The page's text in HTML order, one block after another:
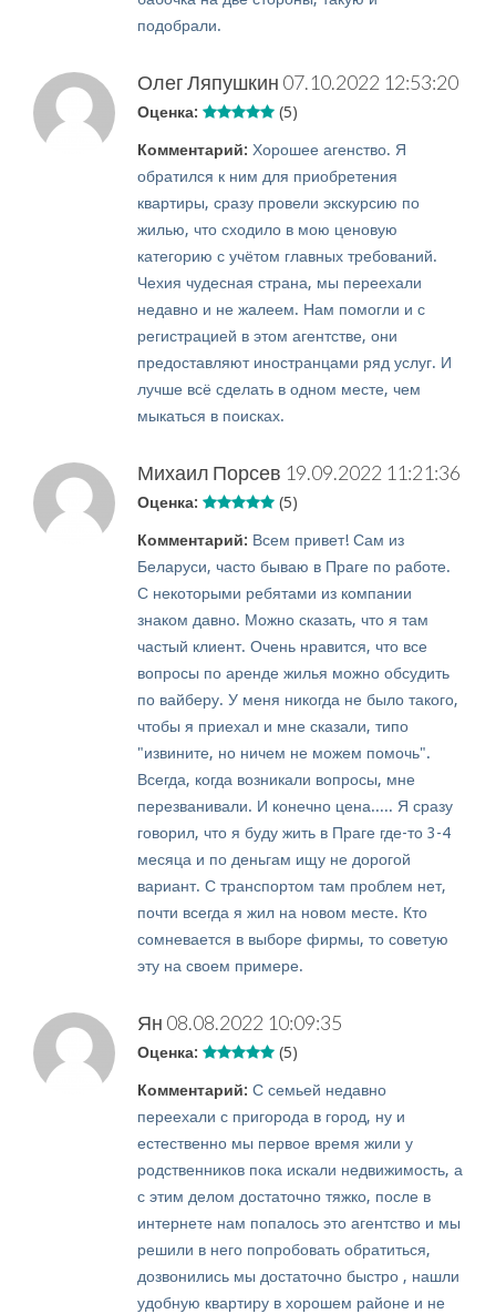
подобрали.
Олег Ляпушкин 07.10.2022 12:53:20
Оценка: (5)
Комментарий: Хорошее агенство. Я
обратился к ним для приобретения
квартиры, сразу провели экскурсию по
жилью, что сходило в мою ценовую
категорию с учётом главных требований.
Чехия чудесная страна, мы переехали
недавно и не жалеем. Нам помогли и с
регистрацией в этом агентстве, они
предоставляют иностранцами ряд услуг. И
лучше всё сделать в одном месте, чем
мыкаться в поисках.
Михаил Порсев 19.09.2022 11:21:36
Оценка: (5)
Комментарий: Всем привет! Сам из
Беларуси, часто бываю в Праге по работе.
С некоторыми ребятами из компании
знаком давно. Можно сказать, что я там
частый клиент. Очень нравится, что все
вопросы по аренде жилья можно обсудить
по вайберу. У меня никогда не было такого,
чтобы я приехал и мне сказали, типо
"извините, но ничем не можем помочь".
Всегда, когда возникали вопросы, мне
перезванивали. И конечно цена..... Я сразу
говорил, что я буду жить в Праге где-то 3-4
месяца и по деньгам ищу не дорогой
вариант. С транспортом там проблем нет,
почти всегда я жил на новом месте. Кто
сомневается в выборе фирмы, то советую
эту на своем примере.
Ян 08.08.2022 10:09:35
Оценка: (5)
Комментарий: С семьей недавно
переехали с пригорода в город, ну и
естественно мы первое время жили у
родственников пока искали недвижимость, а
с этим делом достаточно тяжко, после в
интернете нам попалось это агентство и мы
решили в него попробовать обратиться,
дозвонились мы достаточно быстро , нашли
удобную квартиру в хорошем районе и не